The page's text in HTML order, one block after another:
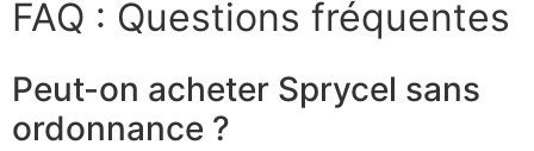
FAQ : Questions fréquentes
Peut-on acheter Sprycel sans
ordonnance ?